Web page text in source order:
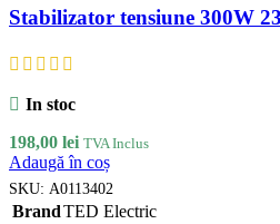
Stabilizator tensiune 300W
In stoc
198,00 lei TVA Inclus
Adaugă în coș
SKU: A0113402
BrandTED Electric